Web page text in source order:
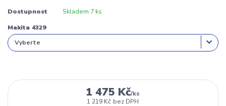
Dostupnost Skladem 7 ks
Makita 4329
1 475 Kč/ks
1 219 Kč bez DPH